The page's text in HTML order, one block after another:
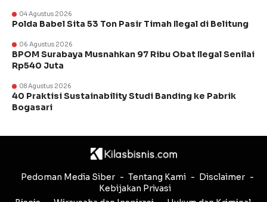
04 Agustus 2026
Polda Babel Sita 53 Ton Pasir Timah Ilegal di Belitung
06 Agustus 2026
BPOM Surabaya Musnahkan 97 Ribu Obat Ilegal Senilai
Rp540 Juta
08 Agustus 2026
40 Praktisi Sustainability Studi Banding ke Pabrik
Bogasari
Pedoman Media Siber Tentang Kami
Disclaimer
Kebijakan Privasi